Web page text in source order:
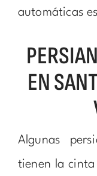
automáticas
EN
Algunas
tienen la